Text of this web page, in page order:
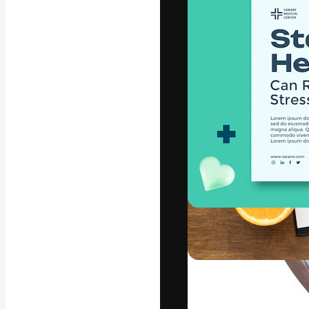
La plateforme
vos meilleurs
d’abonnés :
studios.
Français
Copyright ©